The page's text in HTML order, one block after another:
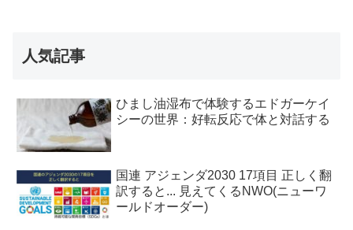
人気記事
ひまし油湿布で体験するエドガーケイ
シーの世界：好転反応で体と対話する
国連 アジェンダ2030 17項目 正しく翻
訳すると... 見えてくるNWO(ニューワ
ールドオーダー)